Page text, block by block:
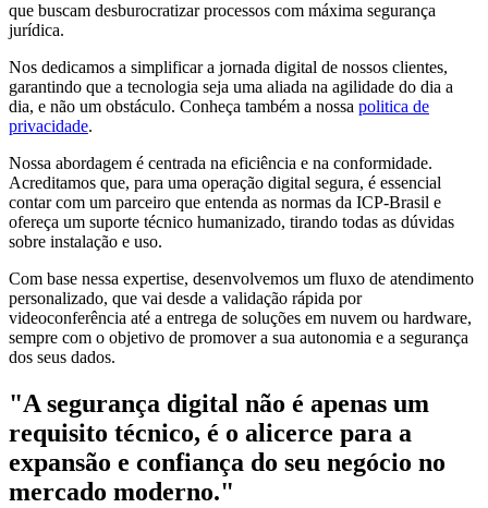
que buscam desburocratizar processos com máxima segurança
jurídica.
Nos dedicamos a simplificar a jornada digital de nossos clientes,
garantindo que a tecnologia seja uma aliada na agilidade do dia a
dia, e não um obstáculo. Conheça também a nossa politica de
privacidade.
Nossa abordagem é centrada na eficiência e na conformidade.
Acreditamos que, para uma operação digital segura, é essencial
contar com um parceiro que entenda as normas da ICP-Brasil e
ofereça um suporte técnico humanizado, tirando todas as dúvidas
sobre instalação e uso.
Com base nessa expertise, desenvolvemos um fluxo de atendimento
personalizado, que vai desde a validação rápida por
videoconferência até a entrega de soluções em nuvem ou hardware,
sempre com o objetivo de promover a sua autonomia e a segurança
dos seus dados.
"A segurança digital não é apenas um
requisito técnico, é o alicerce para a
expansão e confiança do seu negócio no
mercado moderno."